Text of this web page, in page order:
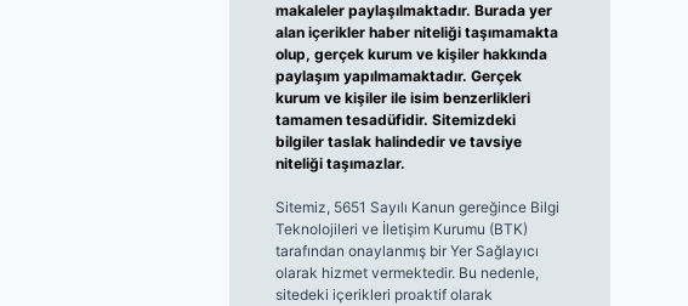
makaleler paylaşılmaktadır. Burada yer
alan içerikler haber niteliği taşımamakta
olup, gerçek kurum ve kişiler hakkında
paylaşım yapılmamaktadır. Gerçek
kurum ve kişiler ile isim benzerlikleri
tamamen tesadüfidir. Sitemizdeki
bilgiler taslak halindedir ve tavsiye
niteliği taşımazlar.
Sitemiz, 5651 Sayılı Kanun gereğince Bilgi
Teknolojileri ve İletişim Kurumu (BTK)
tarafından onaylanmış bir Yer Sağlayıcı
olarak hizmet vermektedir. Bu nedenle,
sitedeki içerikleri proaktif olarak